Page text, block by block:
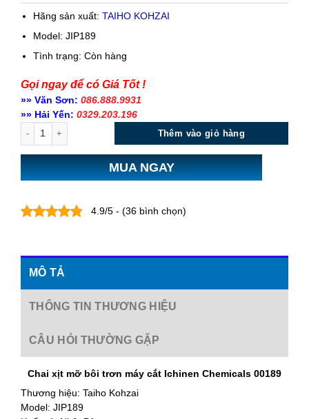
Hãng sản xuất: TAIHO KOHZAI
Model: JIP189
Tình trạng: Còn hàng
Gọi ngay để có Giá Tốt !
»» Văn Sơn: 086.888.9931
»» Hải Yến: 0329.203.196
Thêm vào giỏ hàng
MUA NGAY
4.9/5 - (36 bình chọn)
MÔ TẢ
THÔNG TIN THƯƠNG HIỆU
CÂU HỎI THƯỜNG GẶP
Chai xịt mỡ bôi trơn máy cắt Ichinen Chemicals 00189
Thương hiệu: Taiho Kohzai
Model: JIP189